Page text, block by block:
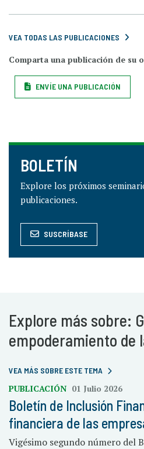
VEA TODAS LAS PUBLICACIONES
Comparta una publicación de su
ENVÍE UNA PUBLICACIÓN
BOLETÍN
Explore los próximos
publicaciones.
SUSCRÍBASE
Explore más sobre:
empoderamiento de
VEA MÁS SOBRE ESTE TEMA
PUBLICACIÓN 01 Julio 2026
Boletín de Inclusión
financiera de las
Vigésimo segundo número del